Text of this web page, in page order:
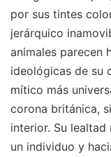
por sus tintes
jerárquico
animales parecen
ideológicas de su
mítico más
corona británica,
interior. Su lealtad
un individuo y